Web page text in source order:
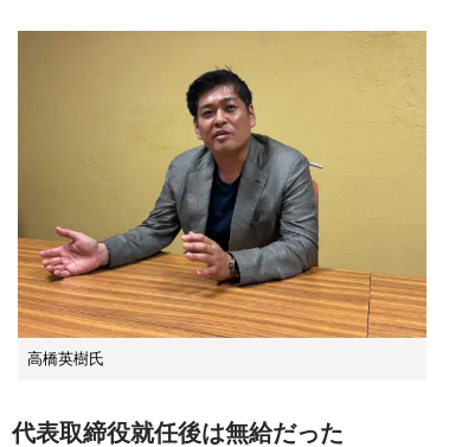
高橋英樹氏
代表取締役就任後は無給だった